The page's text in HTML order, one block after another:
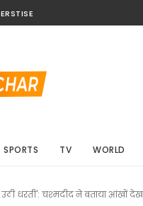
SPORTS TV WORLD
धरती': चश्मदीद ने बताया आंखों